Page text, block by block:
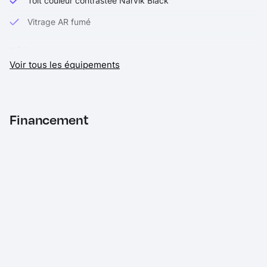
Vitrage AR fumé
Accoudoir central AR
Alerte de franchissement de ligne
Voir tous les équipements
Financement